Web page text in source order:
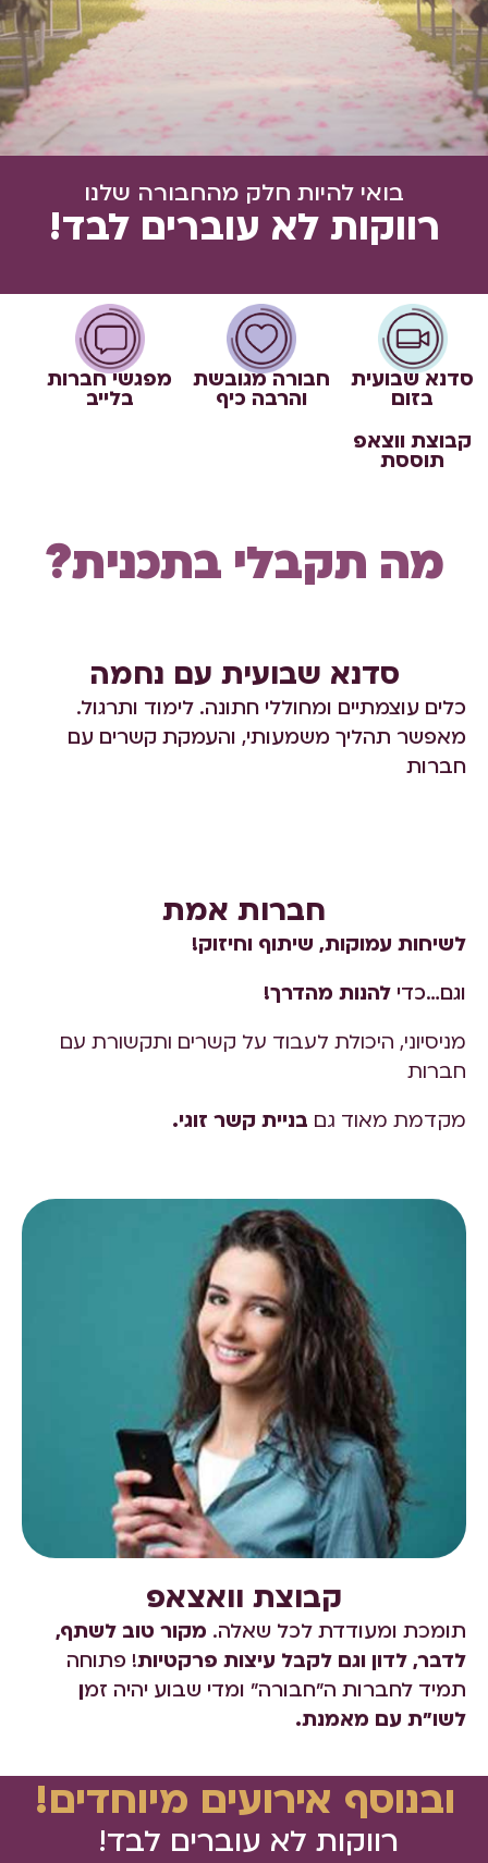
בואי להיות חלק מהחבורה שלנו
רווקות לא עוברים לבד!
סדנא שבועית
בזום
חבורה מגובשת
והרבה כיף
מפגשי חברות
בלייב
קבוצת ווצאפ
תוססת
מה תקבלי בתכנית?
סדנא שבועית עם נחמה
כלים עוצמתיים ומחוללי חתונה. לימוד ותרגול.
מאפשר תהליך משמעותי, והעמקת קשרים עם
חברות
חברות אמת
לשיחות עמוקות, שיתוף וחיזוק!
וגם…כדי להנות מהדרך!
מניסיוני, היכולת לעבוד על קשרים ותקשורת עם
חברות
מקדמת מאוד גם בניית קשר זוגי.
קבוצת וואצאפ
תומכת ומעודדת לכל שאלה. מקור טוב לשתף,
לדבר, לדון וגם לקבל עיצות פרקטיות! פתוחה
תמיד לחברות ה"חבורה" ומדי שבוע יהיה זמן
לשו"ת עם מאמנת.
ובנוסף אירועים מיוחדים!
רווקות לא עוברים לבד!